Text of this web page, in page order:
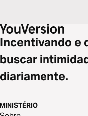
Incentivando e
buscar
diariamente.
MINISTÉRIO